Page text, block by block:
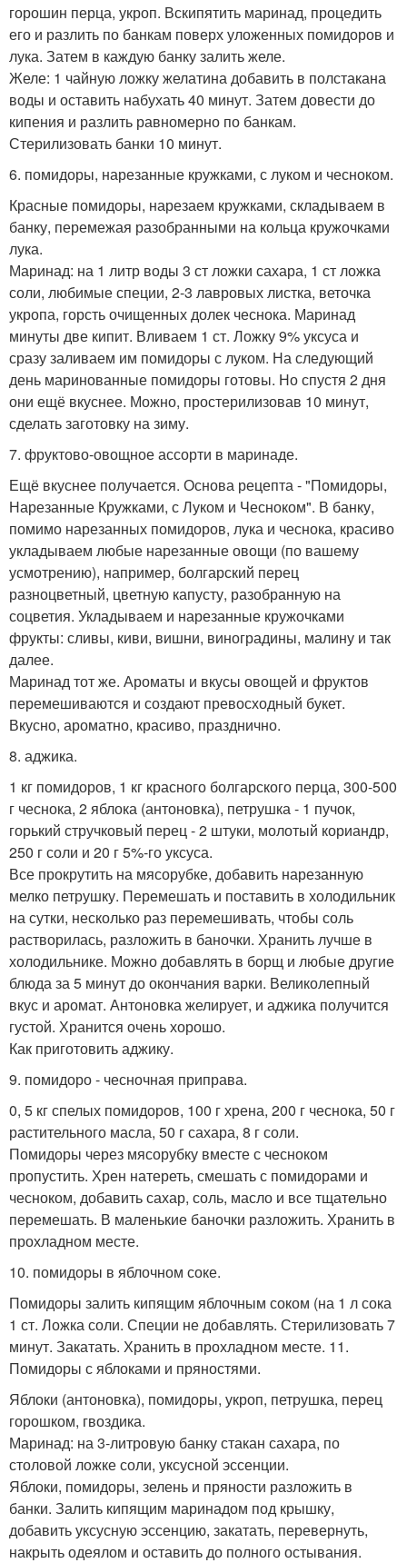
горошин перца, укроп. Вскипятить маринад, процедить
его и разлить по банкам поверх уложенных помидоров и
лука. Затем в каждую банку залить желе.
Желе: 1 чайную ложку желатина добавить в полстакана
воды и оставить набухать 40 минут. Затем довести до
кипения и разлить равномерно по банкам.
Стерилизовать банки 10 минут.
6. помидоры, нарезанные кружками, с луком и чесноком.
Красные помидоры, нарезаем кружками, складываем в
банку, перемежая разобранными на кольца кружочками
лука.
Маринад: на 1 литр воды 3 ст ложки сахара, 1 ст ложка
соли, любимые специи, 2-3 лавровых листка, веточка
укропа, горсть очищенных долек чеснока. Маринад
минуты две кипит. Вливаем 1 ст. Ложку 9% уксуса и
сразу заливаем им помидоры с луком. На следующий
день маринованные помидоры готовы. Но спустя 2 дня
они ещё вкуснее. Можно, простерилизовав 10 минут,
сделать заготовку на зиму.
7. фруктово-овощное ассорти в маринаде.
Ещё вкуснее получается. Основа рецепта - "Помидоры,
Нарезанные Кружками, с Луком и Чесноком". В банку,
помимо нарезанных помидоров, лука и чеснока, красиво
укладываем любые нарезанные овощи (по вашему
усмотрению), например, болгарский перец
разноцветный, цветную капусту, разобранную на
соцветия. Укладываем и нарезанные кружочками
фрукты: сливы, киви, вишни, виноградины, малину и так
далее.
Маринад тот же. Ароматы и вкусы овощей и фруктов
перемешиваются и создают превосходный букет.
Вкусно, ароматно, красиво, празднично.
8. аджика.
1 кг помидоров, 1 кг красного болгарского перца, 300-500
г чеснока, 2 яблока (антоновка), петрушка - 1 пучок,
горький стручковый перец - 2 штуки, молотый кориандр,
250 г соли и 20 г 5%-го уксуса.
Все прокрутить на мясорубке, добавить нарезанную
мелко петрушку. Перемешать и поставить в холодильник
на сутки, несколько раз перемешивать, чтобы соль
растворилась, разложить в баночки. Хранить лучше в
холодильнике. Можно добавлять в борщ и любые другие
блюда за 5 минут до окончания варки. Великолепный
вкус и аромат. Антоновка желирует, и аджика получится
густой. Хранится очень хорошо.
Как приготовить аджику.
9. помидоро - чесночная приправа.
0, 5 кг спелых помидоров, 100 г хрена, 200 г чеснока, 50 г
растительного масла, 50 г сахара, 8 г соли.
Помидоры через мясорубку вместе с чесноком
пропустить. Хрен натереть, смешать с помидорами и
чесноком, добавить сахар, соль, масло и все тщательно
перемешать. В маленькие баночки разложить. Хранить в
прохладном месте.
10. помидоры в яблочном соке.
Помидоры залить кипящим яблочным соком (на 1 л сока
1 ст. Ложка соли. Специи не добавлять. Стерилизовать 7
минут. Закатать. Хранить в прохладном месте. 11.
Помидоры с яблоками и пряностями.
Яблоки (антоновка), помидоры, укроп, петрушка, перец
горошком, гвоздика.
Маринад: на 3-литровую банку стакан сахара, по
столовой ложке соли, уксусной эссенции.
Яблоки, помидоры, зелень и пряности разложить в
банки. Залить кипящим маринадом под крышку,
добавить уксусную эссенцию, закатать, перевернуть,
накрыть одеялом и оставить до полного остывания.